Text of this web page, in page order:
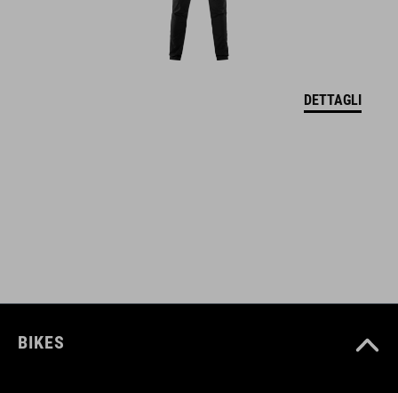
high-cut, close-fitting collar
DETTAGLI
BIKES